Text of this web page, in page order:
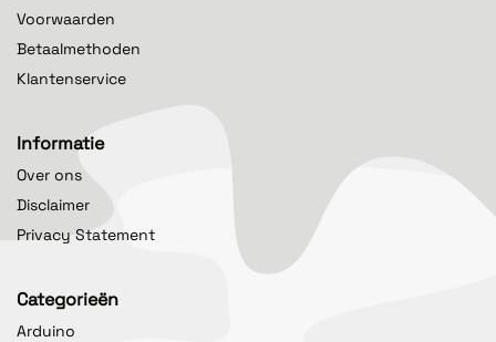
Voorwaarden
Betaalmethoden
Klantenservice
Informatie
Over ons
Disclaimer
Privacy Statement
Categorieën
Arduino